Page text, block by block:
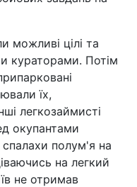
можливі цілі та
кураторами. Потім
їх,
легкозаймисті
окупантами
полум'я на
на легкий
не отримав